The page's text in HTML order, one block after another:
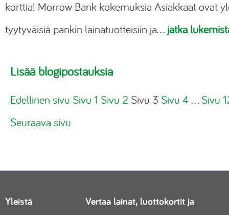
korttia! Morrow Bank kokemuksia Asiakkaat ovat
tyytyväisiä pankin lainatuotteisiin ja… jatka
Lisää blogipostauksia
Edellinen sivu Sivu 1 Sivu 2 Sivu 3 Sivu 4 … Sivu
Seuraava sivu
Yleistä
Vertaa lainat, luottokortit ja